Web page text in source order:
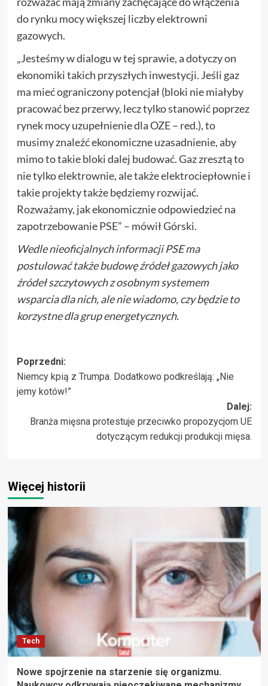
do rynku mocy większej liczby elektrowni
gazowych.
„Jesteśmy w dialogu w tej sprawie, a dotyczy on
ekonomiki takich przyszłych inwestycji. Jeśli gaz
ma mieć ograniczony potencjał (bloki nie miałyby
pracować bez przerwy, lecz tylko stanowić poprzez
rynek mocy uzupełnienie dla OZE – red.), to
musimy znaleźć ekonomiczne uzasadnienie, aby
mimo to takie bloki dalej budować. Gaz zresztą to
nie tylko elektrownie, ale także elektrociepłownie i
takie projekty także będziemy rozwijać.
Rozważamy, jak ekonomicznie odpowiedzieć na
zapotrzebowanie PSE” – mówił Górski.
Wedle nieoficjalnych informacji PSE ma
postulować także budowę źródeł gazowych jako
źródeł szczytowych z osobnym systemem
wsparcia dla nich, ale nie wiadomo, czy będzie to
korzystne dla grup energetycznych.
Zobacz
wpisy
Poprzedni:
Niemcy kpią z Trumpa. Dodatkowo podkreślają: „Nie
jemy kotów!”
Dalej:
Branża mięsna protestuje przeciwko propozycjom UE
dotyczącym redukcji produkcji mięsa.
Więcej historii
Tech
Nowe spojrzenie na starzenie się organizmu.